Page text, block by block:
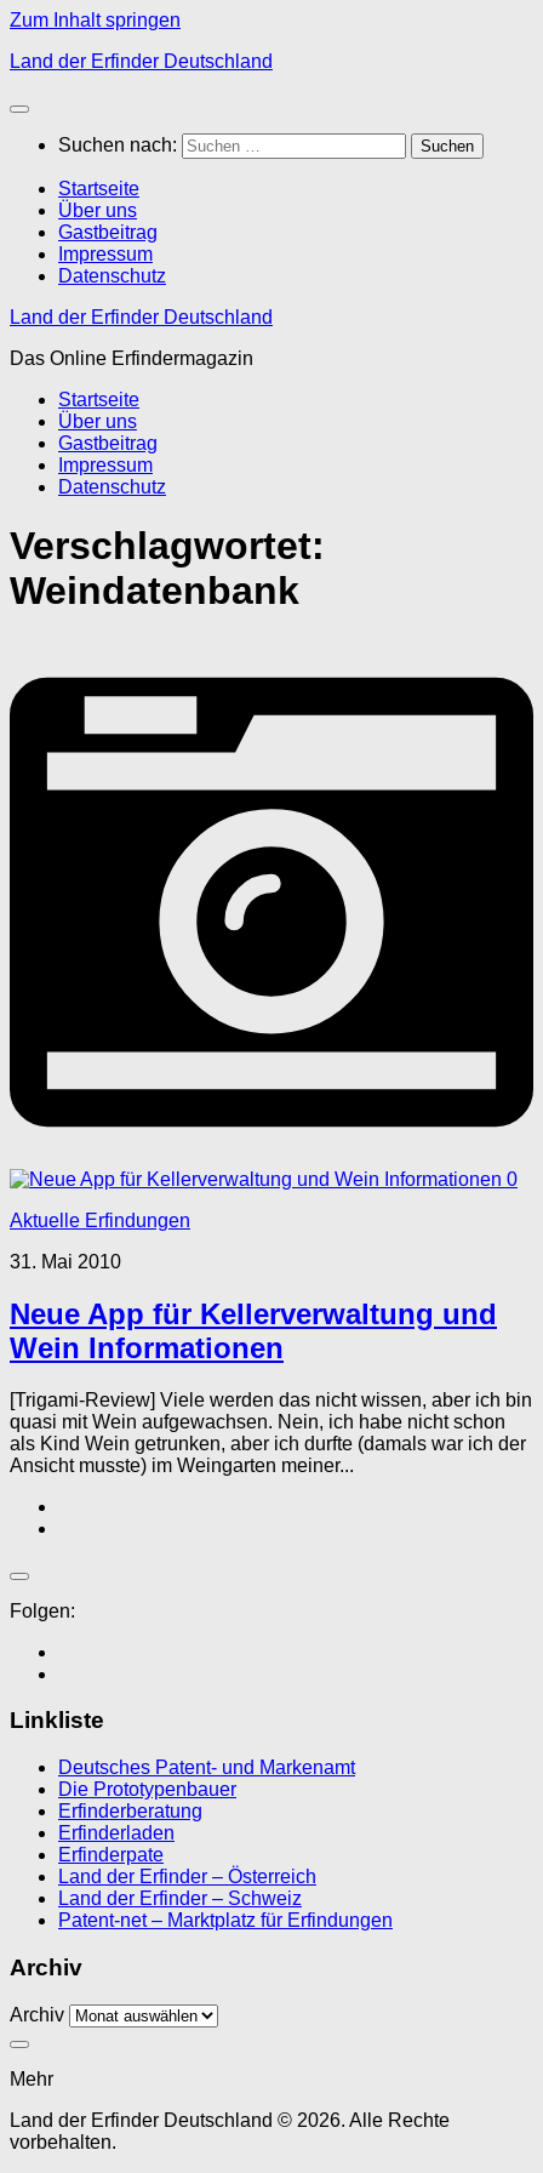
Zum Inhalt springen
Land der Erfinder Deutschland
Suchen nach:
Startseite
Über uns
Gastbeitrag
Impressum
Datenschutz
Land der Erfinder Deutschland
Das Online Erfindermagazin
Startseite
Über uns
Gastbeitrag
Impressum
Datenschutz
Verschlagwortet:
Weindatenbank
0
Aktuelle Erfindungen
31. Mai 2010
Neue App für Kellerverwaltung und
Wein Informationen
[Trigami-Review] Viele werden das nicht wissen, aber ich bin
quasi mit Wein aufgewachsen. Nein, ich habe nicht schon
als Kind Wein getrunken, aber ich durfte (damals war ich der
Ansicht musste) im Weingarten meiner...
Folgen:
Linkliste
Deutsches Patent- und Markenamt
Die Prototypenbauer
Erfinderberatung
Erfinderladen
Erfinderpate
Land der Erfinder – Österreich
Land der Erfinder – Schweiz
Patent-net – Marktplatz für Erfindungen
Archiv
Archiv
Mehr
Land der Erfinder Deutschland © 2026. Alle Rechte
vorbehalten.